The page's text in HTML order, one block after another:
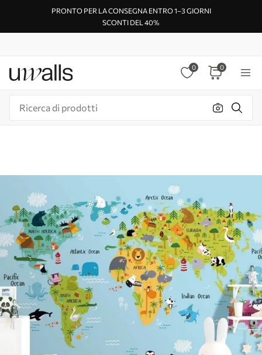
PRONTO PER LA CONSEGNA ENTRO 1–3 GIORNI
SCONTI DEL 40%
0 0